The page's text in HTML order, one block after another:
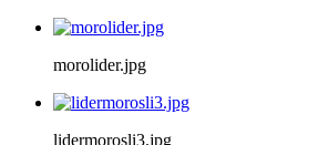
morolider.jpg
lidermorosli3.jpg